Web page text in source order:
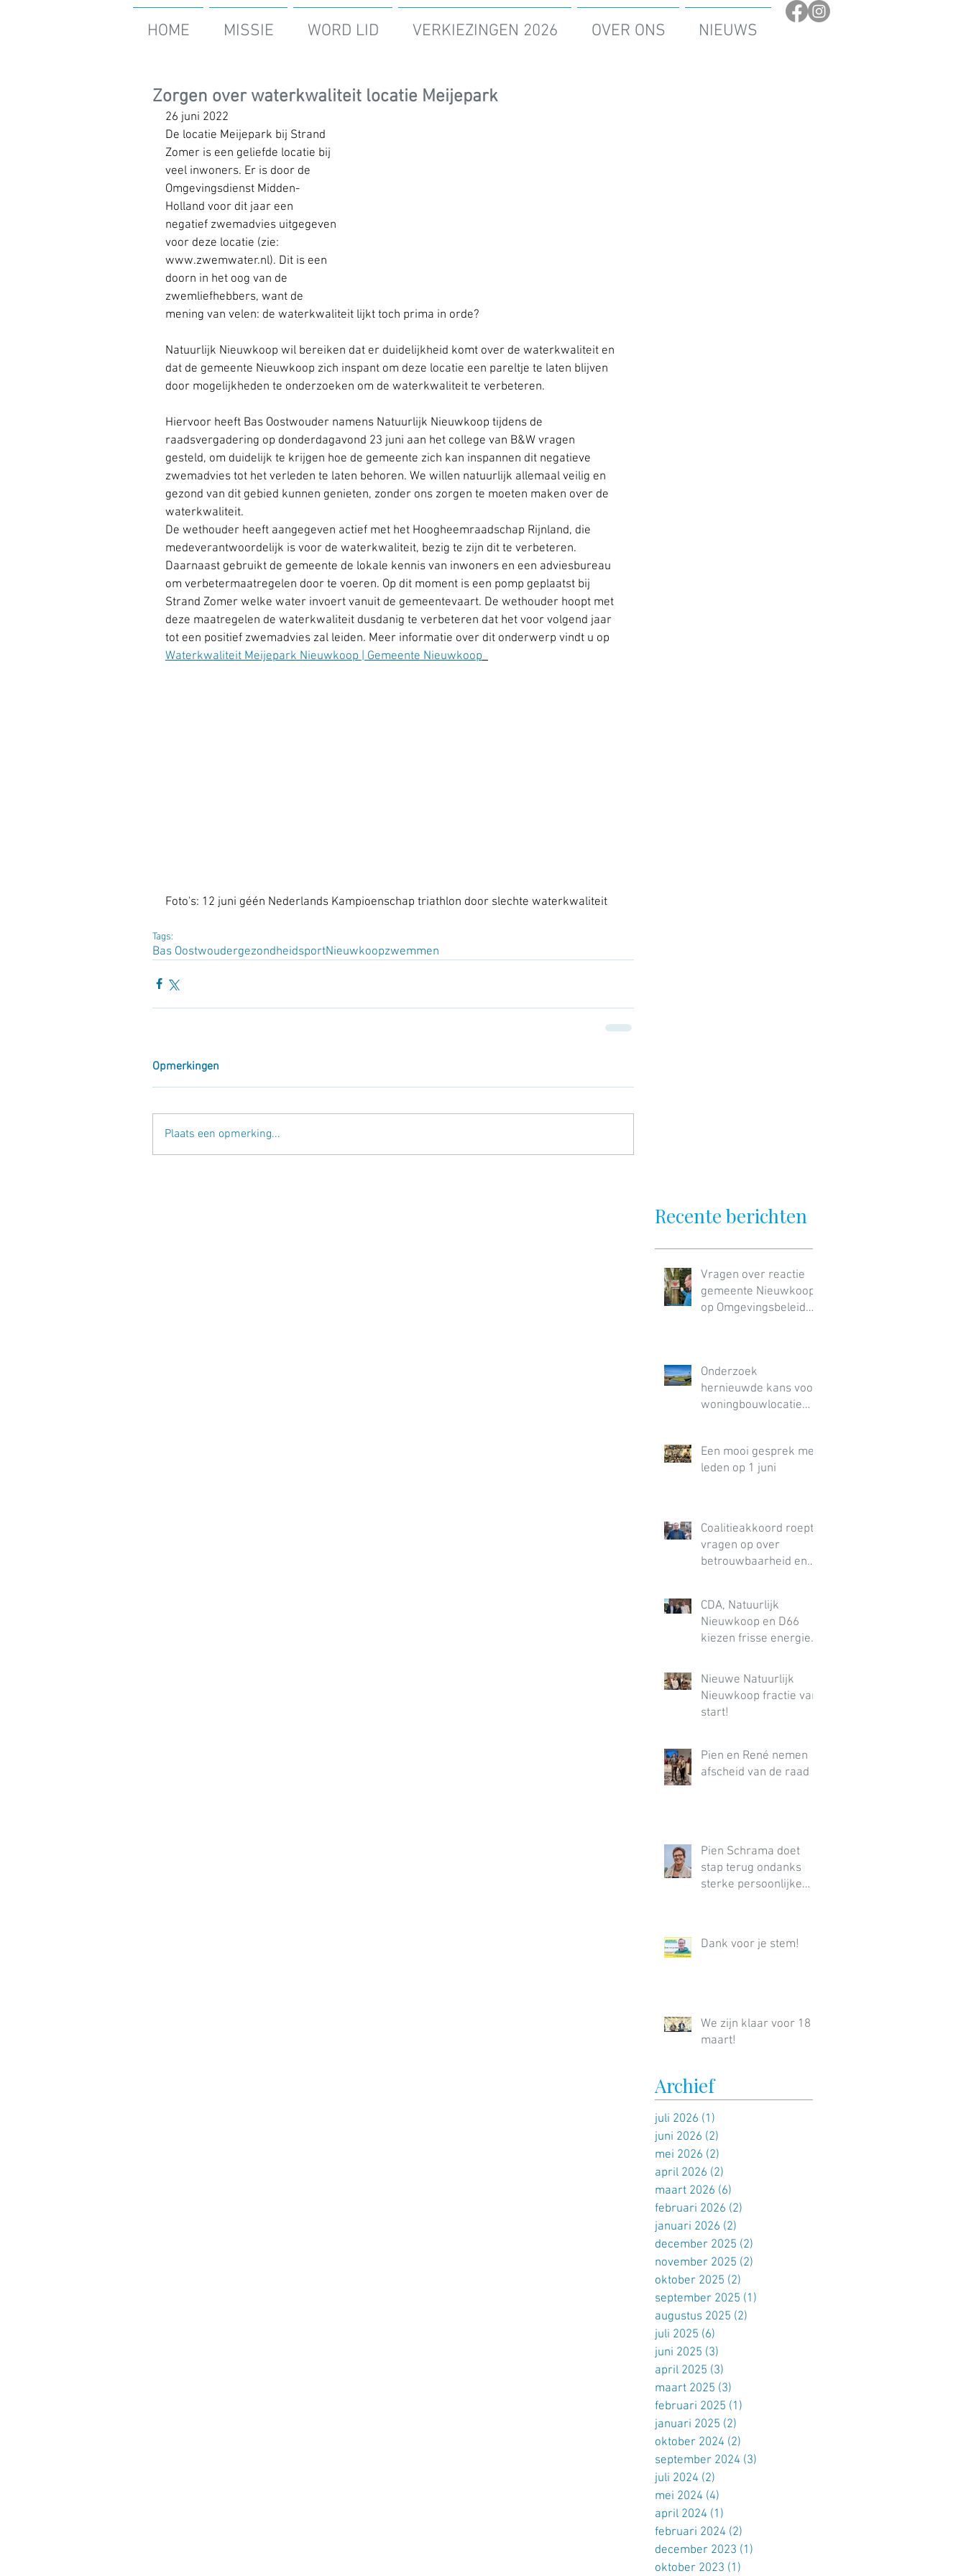
HOME MISSIE WORD LID VERKIEZINGEN 2026 OVER ONS NIEUWS
Zorgen over waterkwaliteit locatie Meijepark
26 juni 2022
De locatie Meijepark bij Strand
Zomer is een geliefde locatie bij
veel inwoners. Er is door de
Omgevingsdienst Midden-
Holland voor dit jaar een
negatief zwemadvies uitgegeven
voor deze locatie (zie:
www.zwemwater.nl). Dit is een
doorn in het oog van de
zwemliefhebbers, want de
mening van velen: de waterkwaliteit lijkt toch prima in orde?
Natuurlijk Nieuwkoop wil bereiken dat er duidelijkheid komt over de waterkwaliteit en
dat de gemeente Nieuwkoop zich inspant om deze locatie een pareltje te laten blijven
door mogelijkheden te onderzoeken om de waterkwaliteit te verbeteren.
Hiervoor heeft Bas Oostwouder namens Natuurlijk Nieuwkoop tijdens de
raadsvergadering op donderdagavond 23 juni aan het college van B&W vragen
gesteld, om duidelijk te krijgen hoe de gemeente zich kan inspannen dit negatieve
zwemadvies tot het verleden te laten behoren. We willen natuurlijk allemaal veilig en
gezond van dit gebied kunnen genieten, zonder ons zorgen te moeten maken over de
waterkwaliteit.
De wethouder heeft aangegeven actief met het Hoogheemraadschap Rijnland, die
medeverantwoordelijk is voor de waterkwaliteit, bezig te zijn dit te verbeteren.
Daarnaast gebruikt de gemeente de lokale kennis van inwoners en een adviesbureau
om verbetermaatregelen door te voeren. Op dit moment is een pomp geplaatst bij
Strand Zomer welke water invoert vanuit de gemeentevaart. De wethouder hoopt met
deze maatregelen de waterkwaliteit dusdanig te verbeteren dat het voor volgend jaar
tot een positief zwemadvies zal leiden. Meer informatie over dit onderwerp vindt u op
Waterkwaliteit Meijepark Nieuwkoop | Gemeente Nieuwkoop
Foto's: 12 juni géén Nederlands Kampioenschap triathlon door slechte waterkwaliteit
Tags:
Bas OostwoudergezondheidsportNieuwkoopzwemmen
Opmerkingen
Plaats een opmerking...
Recente berichten
Vragen over reactie
gemeente Nieuwkoop
op Omgevingsbeleid
Onderzoek
hernieuwde kans voor
woningbouwlocatie
Een mooi gesprek met
leden op 1 juni
Coalitieakkoord roept
vragen op over
betrouwbaarheid en
CDA, Natuurlijk
Nieuwkoop en D66
kiezen frisse energie
voor de gemeente
Nieuwkoop
Nieuwe Natuurlijk
Nieuwkoop fractie van
start!
Pien en René nemen
afscheid van de raad
Pien Schrama doet
stap terug ondanks
sterke persoonlijke
Dank voor je stem!
We zijn klaar voor 18
maart!
Archief
juli 2026 (1)
juni 2026 (2)
mei 2026 (2)
april 2026 (2)
maart 2026 (6)
februari 2026 (2)
januari 2026 (2)
december 2025 (2)
november 2025 (2)
oktober 2025 (2)
september 2025 (1)
augustus 2025 (2)
juli 2025 (6)
juni 2025 (3)
april 2025 (3)
maart 2025 (3)
februari 2025 (1)
januari 2025 (2)
oktober 2024 (2)
september 2024 (3)
juli 2024 (2)
mei 2024 (4)
april 2024 (1)
februari 2024 (2)
december 2023 (1)
oktober 2023 (1)